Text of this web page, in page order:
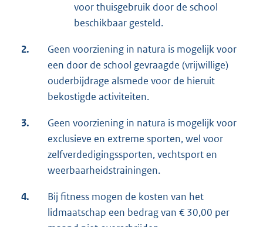
voor thuisgebruik door de school
beschikbaar gesteld.
2.
Geen voorziening in natura is mogelijk voor
een door de school gevraagde (vrijwillige)
ouderbijdrage alsmede voor de hieruit
bekostigde activiteiten.
3.
Geen voorziening in natura is mogelijk voor
exclusieve en extreme sporten, wel voor
zelfverdedigingssporten, vechtsport en
weerbaarheidstrainingen.
4.
Bij fitness mogen de kosten van het
lidmaatschap een bedrag van € 30,00 per